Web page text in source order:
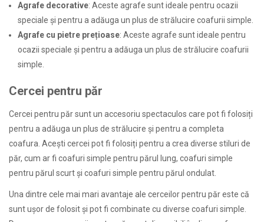
Agrafe decorative: Aceste agrafe sunt ideale pentru ocazii
speciale și pentru a adăuga un plus de strălucire coafurii simple.
Agrafe cu pietre prețioase: Aceste agrafe sunt ideale pentru
ocazii speciale și pentru a adăuga un plus de strălucire coafurii
simple.
Cercei pentru păr
Cercei pentru păr sunt un accesoriu spectaculos care pot fi folosiți
pentru a adăuga un plus de strălucire și pentru a completa
coafura. Acești cercei pot fi folosiți pentru a crea diverse stiluri de
păr, cum ar fi coafuri simple pentru părul lung, coafuri simple
pentru părul scurt și coafuri simple pentru părul ondulat.
Una dintre cele mai mari avantaje ale cerceilor pentru păr este că
sunt ușor de folosit și pot fi combinate cu diverse coafuri simple.